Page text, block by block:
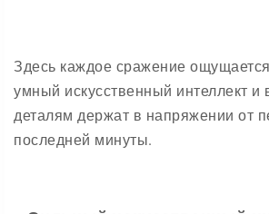
Здесь каждое сражение
умный искусственный интеллект и
деталям держат в напряжении от
последней минуты.